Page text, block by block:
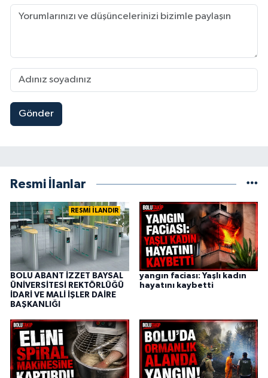
Gönder
Resmi İlanlar
RESMİ İLANDIR
BOLU ABANT İZZET BAYSAL
ÜNİVERSİTESİ REKTÖRLÜĞÜ
İDARİ VE MALİ İŞLER DAİRE
BAŞKANLIĞI
yangın faciası: Yaşlı kadın
hayatını kaybetti